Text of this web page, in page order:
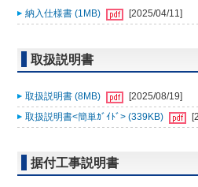
納入仕様書 (1MB) [2025/04/11]
取扱説明書
取扱説明書 (8MB)
[2025/08/19]
取扱説明書<簡単ｶﾞｲﾄﾞ> (339KB)
据付工事説明書